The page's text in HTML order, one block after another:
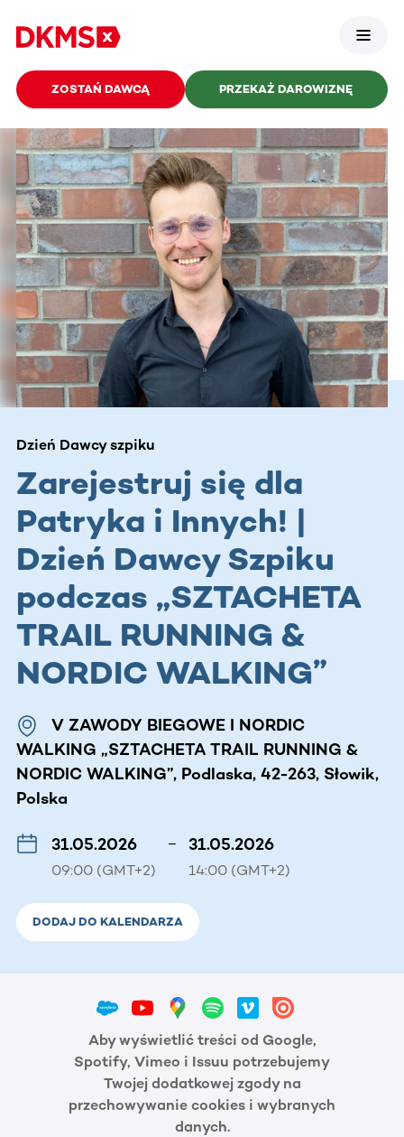
ZOSTAŃ DAWCĄ PRZEKAŻ DAROWIZNĘ
Dzień Dawcy szpiku
Zarejestruj się dla
Patryka i Innych! |
Dzień Dawcy Szpiku
podczas „SZTACHETA
TRAIL RUNNING &
NORDIC WALKING”
V ZAWODY BIEGOWE I NORDIC
WALKING „SZTACHETA TRAIL RUNNING &
NORDIC WALKING”, Podlaska, 42-263, Słowik,
Polska
31.05.2026
09:00 (GMT+2)
– 31.05.2026
14:00 (GMT+2)
DODAJ DO KALENDARZA
Aby wyświetlić treści od Google,
Spotify, Vimeo i Issuu potrzebujemy
Twojej dodatkowej zgody na
przechowywanie cookies i wybranych
danych.